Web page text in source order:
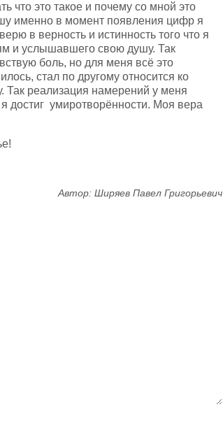
что это такое и почему со мной это
именно в момент появления цифр я
в верность и истинность того что я
и услышавшего свою душу. Так
боль, но для меня всё это
стал по другому относится ко
Так реализация намерений у меня
достиг умиротворённости. Моя вера
Автор: Ширяев Павел Григорьевич